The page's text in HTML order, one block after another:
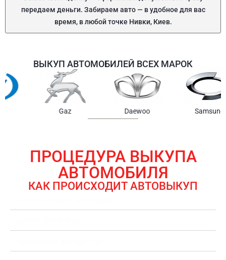
передаем деньги. Забираем авто — в удобное для вас
время, в любой точке Нивки, Киев.
ВЫКУП АВТОМОБИЛЕЙ ВСЕХ МАРОК
Chrysler
ПРОЦЕДУРА ВЫКУПА
АВТОМОБИЛЯ
КАК ПРОИСХОДИТ АВТОВЫКУП